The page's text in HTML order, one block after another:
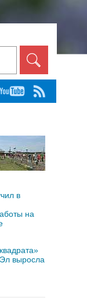
в
на
выросла